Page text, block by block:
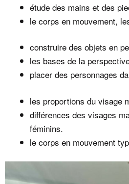
étude des mains et des
le corps en mouvement,
construire des objets en
les bases de la
placer des personnages
les proportions du visage
différences des visages
féminins.
le corps en mouvement